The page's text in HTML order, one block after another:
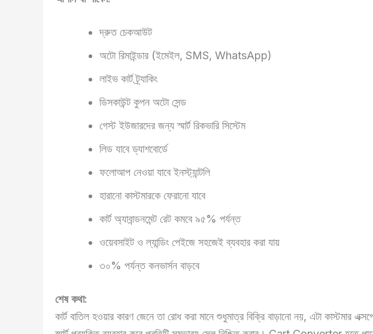
দ্রুত চেকআউট
অটো রিমাইন্ডার (ইমেইল, SMS, WhatsApp)
লাইভ কার্ট ট্র্যাকিং
ডিসকাউন্ট কুপন অটো সেন্ড
গেস্ট ইউজারদের জন্য স্মার্ট রিকভারি সিস্টেম
লিড যাবে ড্যাশবোর্ডে
ফলোআপ নেওয়া যাবে ইনস্ট্যান্টলি
হারানো কাস্টমারকে ফেরানো যাবে
কার্ট অ্যাবান্ডনমেন্ট রেট কমবে ৯৫% পর্যন্ত
ওয়েবসাইট ও ল্যান্ডিং পেইজে সহজেই ব্যবহার করা যায়
৩০% পর্যন্ত কনভার্সন বাড়বে
শেষ কথা:
কার্ট বাতিল হওয়ার কারণ জেনে তা রোধ করা মানে শুধুমাত্র বিক্রি বাড়ানো নয়, এটা কাস্টমার